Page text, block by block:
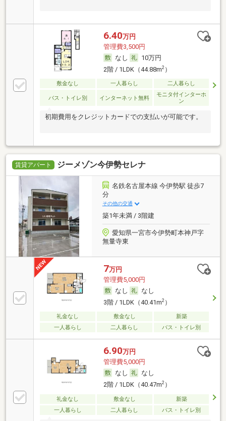
6.40万円
管理費3,500円
なし
10万円
2階 / 1LDK（44.88m2）
敷金なし 一人暮らし 二人暮らし
バス・トイレ別 インターネット無料
モニタ付インターホ
ン
初期費用をクレジットカードでの支払いが可能です。
賃貸アパート ジーメゾン今伊勢セレナ
名鉄名古屋本線 今伊勢駅 徒歩7
分
その他の交通
築1年未満 / 3階建
愛知県一宮市今伊勢町本神戸字
無量寺東
7万円
管理費5,000円
なし
なし
3階 / 1LDK（40.41m2）
礼金なし 敷金なし
新築
一人暮らし
二人暮らし バス・トイレ別
6.90万円
管理費5,000円
なし
なし
2階 / 1LDK（40.47m2）
礼金なし 敷金なし
新築
一人暮らし
二人暮らし バス・トイレ別